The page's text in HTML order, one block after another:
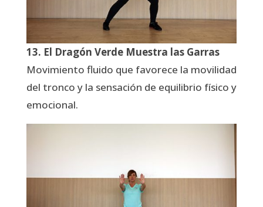
13. El Dragón Verde Muestra las Garras
Movimiento fluido que favorece la movilidad
del tronco y la sensación de equilibrio físico y
emocional.